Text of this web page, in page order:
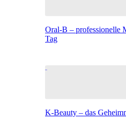
Oral-B – professionelle
Tag
K-Beauty – das